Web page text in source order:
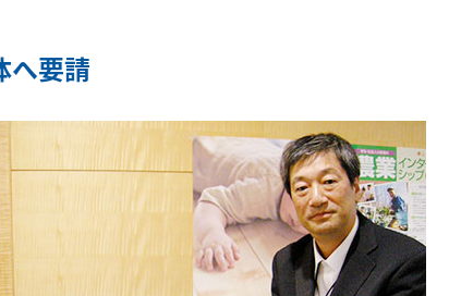
へ要請